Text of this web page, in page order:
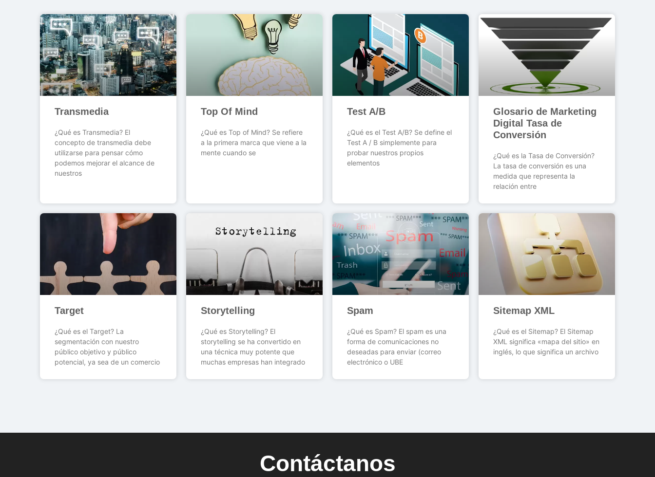
Transmedia
¿Qué es Transmedia? El
concepto de transmedia debe
utilizarse para pensar cómo
podemos mejorar el alcance de
nuestros
Top Of Mind
¿Qué es Top of Mind? Se refiere
a la primera marca que viene a la
mente cuando se
Test A/B
¿Qué es el Test A/B? Se define el
Test A / B simplemente para
probar nuestros propios
elementos
Glosario de Marketing
Digital Tasa de
Conversión
¿Qué es la Tasa de Conversión?
La tasa de conversión es una
medida que representa la
relación entre
Target
¿Qué es el Target? La
segmentación con nuestro
público objetivo y público
potencial, ya sea de un comercio
Storytelling
¿Qué es Storytelling? El
storytelling se ha convertido en
una técnica muy potente que
muchas empresas han integrado
Spam
¿Qué es Spam? El spam es una
forma de comunicaciones no
deseadas para enviar (correo
electrónico o UBE
Sitemap XML
¿Qué es el Sitemap? El Sitemap
XML significa «mapa del sitio» en
inglés, lo que significa un archivo
Contáctanos